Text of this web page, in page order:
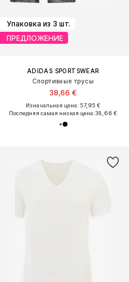
Упаковка из 3 шт.
ПРЕДЛОЖЕНИЕ
ADIDAS SPORTSWEAR
Спортивные трусы
38,66 €
Изначальная цена: 57,95 €
Последняя самая низкая цена:38,66 €